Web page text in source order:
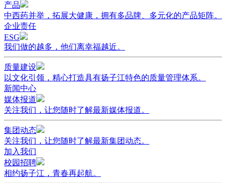
产品
中西药并举，拓展大健康，拥有多品牌、多元化的产品矩阵。
企业责任
ESG
我们做的越多，他们离幸福越近。
质量建设
以文化引领，精心打造具有扬子江特色的质量管理体系。
新闻中心
媒体报道
关注我们，让您随时了解最新媒体报道。
集团动态
关注我们，让您随时了解最新集团动态。
加入我们
校园招聘
相约扬子江，青春再起航。